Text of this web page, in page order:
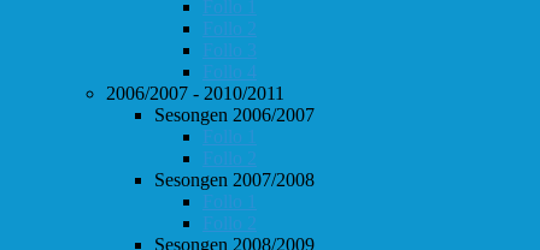
Follo 1
Follo 2
Follo 3
Follo 4
2006/2007 - 2010/2011
Sesongen 2006/2007
Follo 1
Follo 2
Sesongen 2007/2008
Follo 1
Follo 2
Sesongen 2008/2009